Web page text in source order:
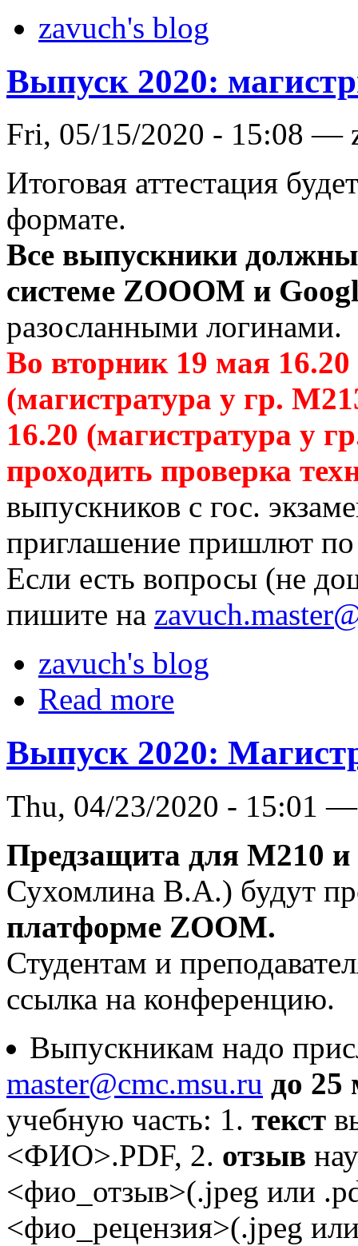
zavuch's blog
Выпуск 2020:
Fri, 05/15/2020 - 15:08 —
Итоговая аттестация
формате.
Все выпускники должны
системе ZOOOM и
разосланными логинами.
Во вторник 19 мая
(магистратура у гр.
16.20 (магистратура у
проходить проверка
выпускников с гос.
приглашение пришлют по
Если есть вопросы (не
пишите на
zavuch's blog
Read more
Выпуск 2020:
Thu, 04/23/2020 - 15:01
Предзащита для М210
Сухомлина В.А.) будут
платформе ZOOM.
Студентам и
ссылка на конференцию.
Выпускникам надо
master@cmc.msu.ru до 25
учебную часть: 1. текст
<ФИО>.PDF, 2. отзыв
<фио_отзыв>(.jpeg или
<фио_рецензия>(.jpeg